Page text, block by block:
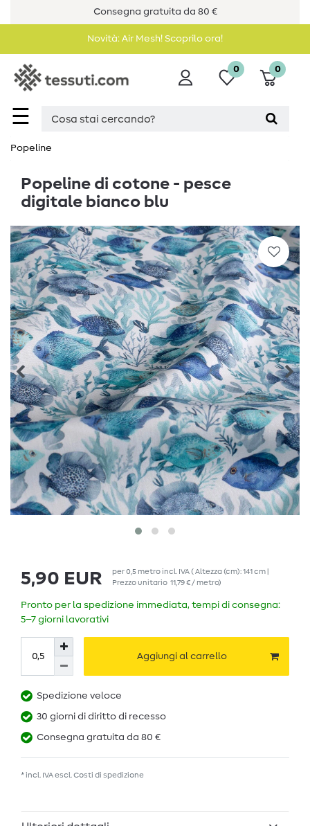
Consegna gratuita da 80 €
Novità: Air Mesh! Scoprilo ora!
☰
0 0
Popeline
Popeline di cotone - pesce
digitale bianco blu
5,90 EUR per0,5 metro incl. IVA( Altezza (cm): 141 cm |
Prezzo unitario 11,79 € / metro)
Pronto per la spedizione immediata, tempi di consegna:
5–7 giorni lavorativi
Aggiungi al carrello
Spedizione veloce
30 giorni di diritto di recesso
Consegna gratuita da 80 €
* incl. IVA escl.Costi di spedizione